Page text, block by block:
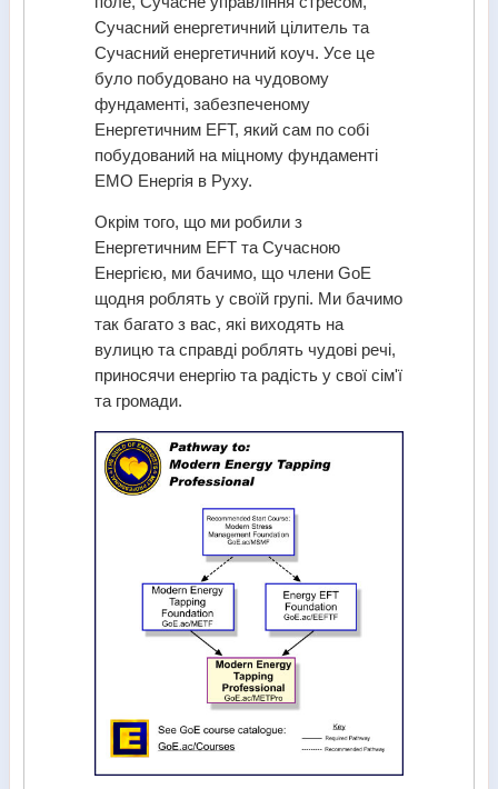
Сучасний енергетичний цілитель та
Сучасний енергетичний коуч. Усе це
було побудовано на чудовому
фундаменті, забезпеченому
Енергетичним EFT, який сам по собі
побудований на міцному фундаменті
EMO Енергія в Руху.
Окрім того, що ми робили з
Енергетичним EFT та Сучасною
Енергією, ми бачимо, що члени GoE
щодня роблять у своїй групі. Ми бачимо
так багато з вас, які виходять на
вулицю та справді роблять чудові речі,
приносячи енергію та радість у свої сім'ї
та громади.